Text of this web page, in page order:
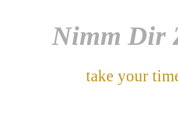
Nimm Dir
take your